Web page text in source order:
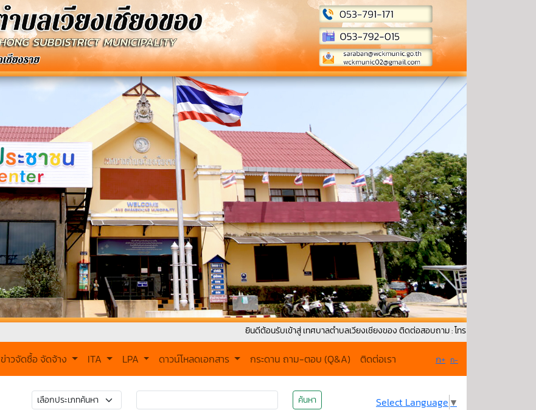
ยินดีต้อนรับเข้าสู่ เทศบาลตำบลเวียงเชียงของ ติดต่อสอบถาม : โทรศัพท์ : 0-5379-1171 Fax : 053-
ข่าวจัดซื้อ จัดจ้าง ITA LPA ดาวน์โหลดเอกสาร กระดาน ถาม-ตอบ (Q&A) ติดต่อเรา ก+ ก-
ค้นหา Select Language ▼